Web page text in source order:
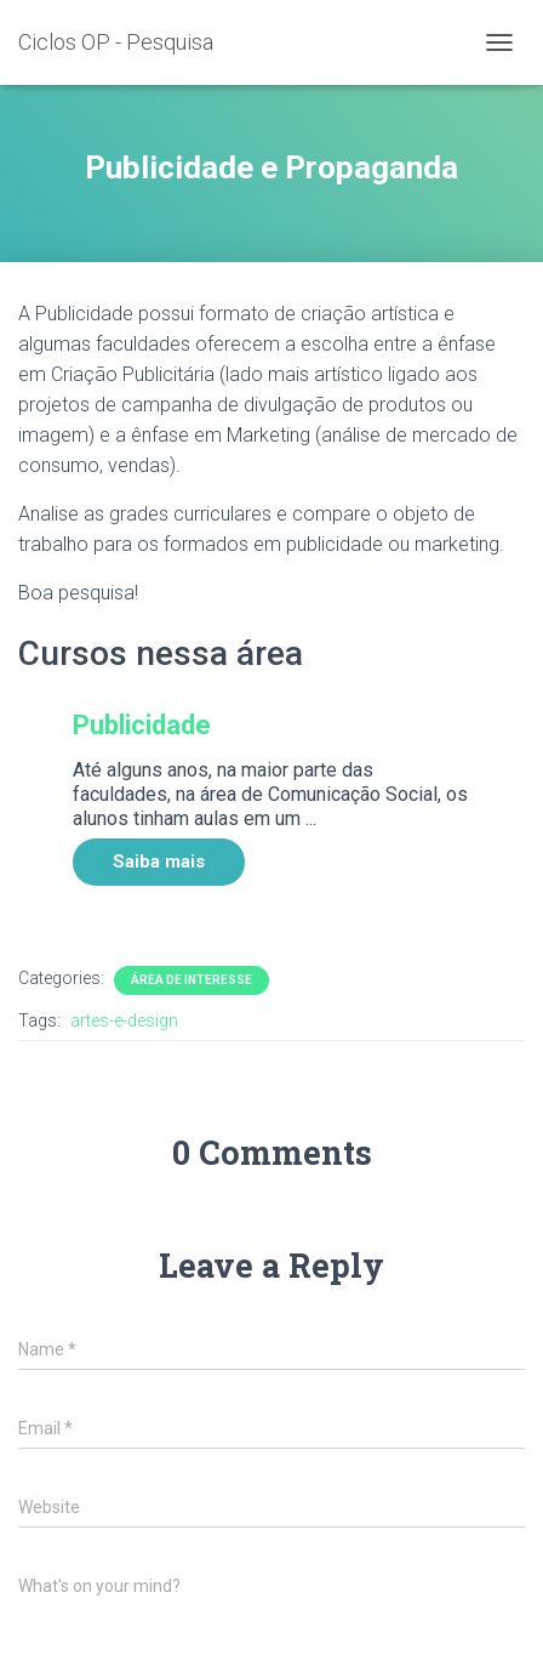
Ciclos OP - Pesquisa
O
Publicidade e Propaganda
A Publicidade possui formato de criação artística e
algumas faculdades oferecem a escolha entre a ênfase
em Criação Publicitária (lado mais artístico ligado aos
projetos de campanha de divulgação de produtos ou
imagem) e a ênfase em Marketing (análise de mercado de
consumo, vendas).
Analise as grades curriculares e compare o objeto de
trabalho para os formados em publicidade ou marketing.
Boa pesquisa!
Cursos nessa área
Publicidade
Até alguns anos, na maior parte das
faculdades, na área de Comunicação Social, os
alunos tinham aulas em um ...
Saiba mais
Categories: ÁREA DE INTERESSE
Tags: artes-e-design
0 Comments
Leave a Reply
Name *
Email *
Website
What's on your mind?